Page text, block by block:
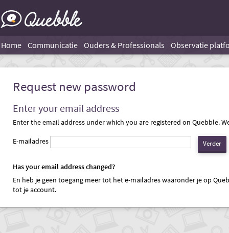
Home Communicatie Ouders & Professionals Observatie
Request new password
Enter your email address
Enter the email address under which you are registered on Quebble.
E-mailadres
Has your email address changed?
En heb je geen toegang meer tot het e-mailadres waaronder je op
tot je account.